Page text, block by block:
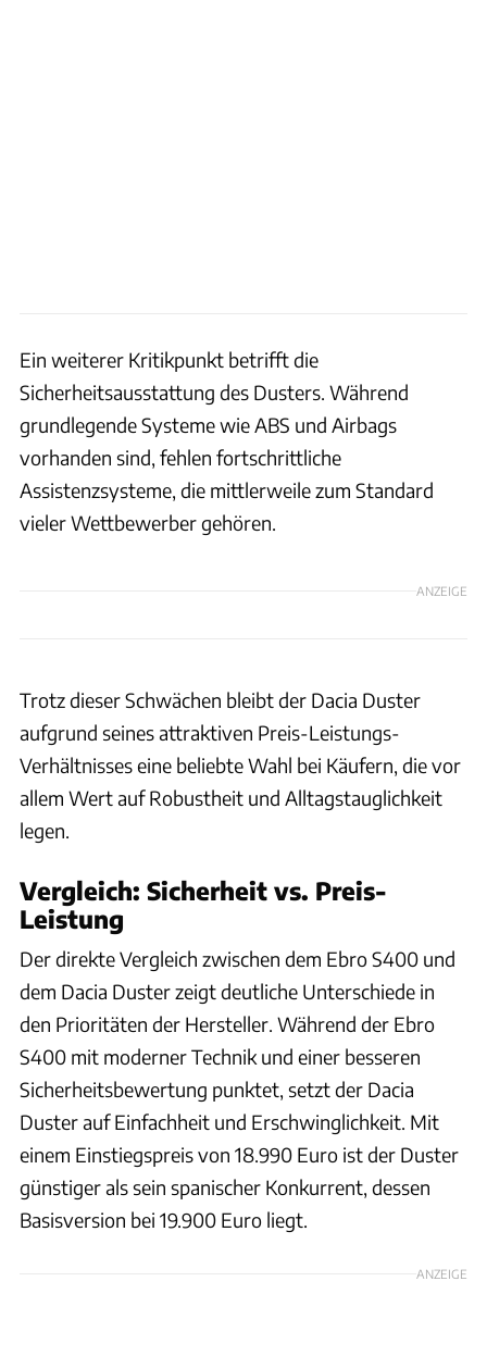
Ein weiterer Kritikpunkt betrifft die
Sicherheitsausstattung des Dusters. Während
grundlegende Systeme wie ABS und Airbags
vorhanden sind, fehlen fortschrittliche
Assistenzsysteme, die mittlerweile zum Standard
vieler Wettbewerber gehören.
ANZEIGE
Trotz dieser Schwächen bleibt der Dacia Duster
aufgrund seines attraktiven Preis-Leistungs-
Verhältnisses eine beliebte Wahl bei Käufern, die vor
allem Wert auf Robustheit und Alltagstauglichkeit
legen.
Vergleich: Sicherheit vs. Preis-
Leistung
Der direkte Vergleich zwischen dem Ebro S400 und
dem Dacia Duster zeigt deutliche Unterschiede in
den Prioritäten der Hersteller. Während der Ebro
S400 mit moderner Technik und einer besseren
Sicherheitsbewertung punktet, setzt der Dacia
Duster auf Einfachheit und Erschwinglichkeit. Mit
einem Einstiegspreis von 18.990 Euro ist der Duster
günstiger als sein spanischer Konkurrent, dessen
Basisversion bei 19.900 Euro liegt.
ANZEIGE